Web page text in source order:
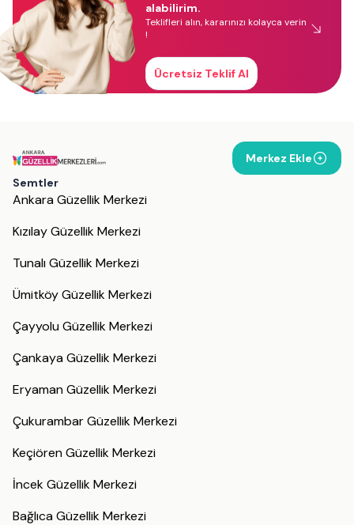
alabilirim.
Teklifleri alın, kararınızı kolayca verin
!
Ücretsiz Teklif Al
Merkez Ekle
Semtler
Ankara Güzellik Merkezi
Kızılay Güzellik Merkezi
Tunalı Güzellik Merkezi
Ümitköy Güzellik Merkezi
Çayyolu Güzellik Merkezi
Çankaya Güzellik Merkezi
Eryaman Güzellik Merkezi
Çukurambar Güzellik Merkezi
Keçiören Güzellik Merkezi
İncek Güzellik Merkezi
Bağlıca Güzellik Merkezi